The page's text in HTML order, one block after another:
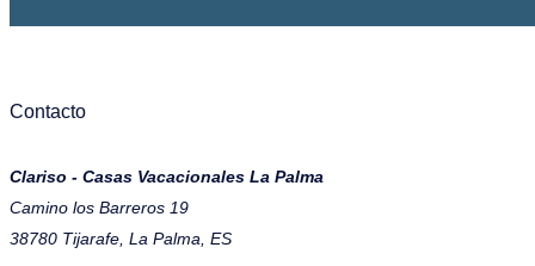
Contacto
Clariso - Casas Vacacionales La Palma
Camino los Barreros 19
38780 Tijarafe, La Palma, ES